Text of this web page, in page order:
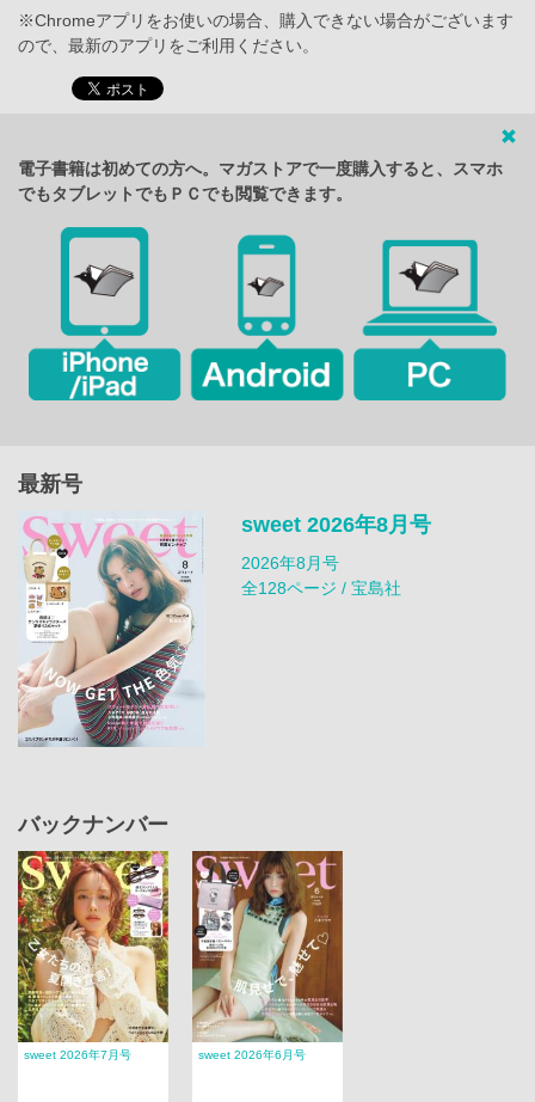
※Chromeアプリをお使いの場合、購入できない場合がございます
ので、最新のアプリをご利用ください。
電子書籍は初めての方へ。マガストアで一度購入すると、スマホ
でもタブレットでもＰＣでも閲覧できます。
最新号
sweet 2026年8月号
2026年8月号
全128ページ / 宝島社
バックナンバー
sweet 2026年7月号 sweet 2026年6月号